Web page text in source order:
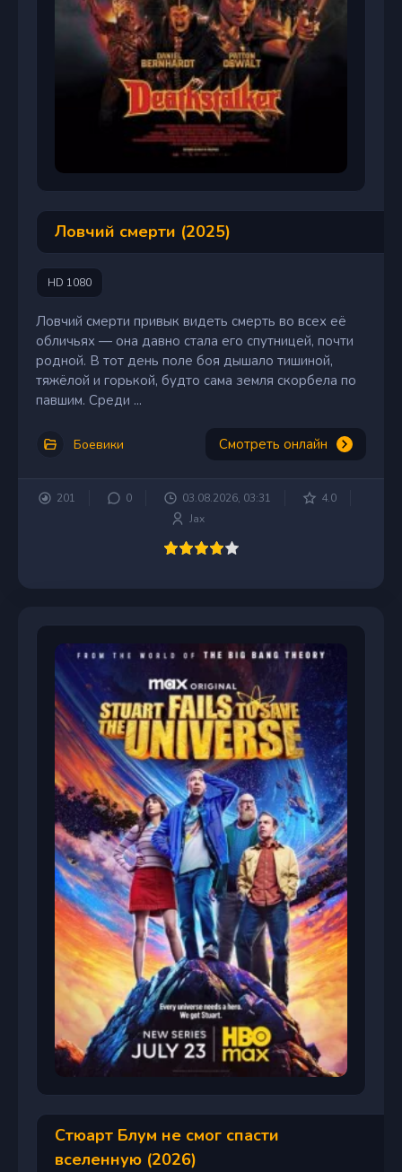
Ловчий смерти (2025)
HD 1080
Ловчий смерти привык видеть смерть во всех её
обличьях — она давно стала его спутницей, почти
родной. В тот день поле боя дышало тишиной,
тяжёлой и горькой, будто сама земля скорбела по
павшим. Среди ...
Боевики Смотреть онлайн
201 0 03.08.2026, 03:31
4.0
Jax
Стюарт Блум не смог спасти
вселенную (2026)